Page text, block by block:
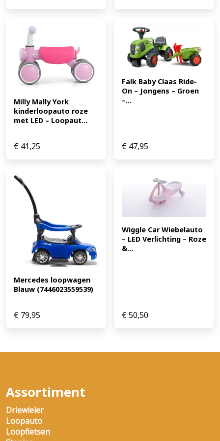
Milly Mally York
kinderloopauto roze
met LED – Loopaut...
€ 41,25
Falk Baby Claas Ride-
On – Jongens – Groen
–...
€ 47,95
Mercedes loopwagen
Blauw (7446023559539)
€ 79,95
Wiggle Car Wiebelauto
– LED Verlichting – Roze
&...
€50,50
Assortiment
Driewieler
Loopauto
Loopfietsen